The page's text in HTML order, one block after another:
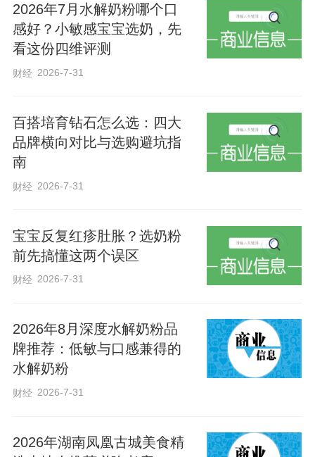
用。她期待更多热爱歌唱的朋友加入合唱
队伍，共同助力衡水合唱事业蓬勃发展。
摄影 张维胜
2026年7月水解奶粉哪个口
感好？小敏感宝宝选奶，先
看这份四维评测
财经 2026-7-31
百搭培育钻石怎么选：四大
品牌横向对比与选购避坑指
南
财经 2026-7-31
宝宝反复红疹肚胀？选奶粉
前先搞懂这两个误区
财经 2026-7-31
2026年8月深度水解奶粉品
牌推荐：低敏与口感兼得的
水解奶粉
财经 2026-7-31
2026年湖南凤凰古城美食精